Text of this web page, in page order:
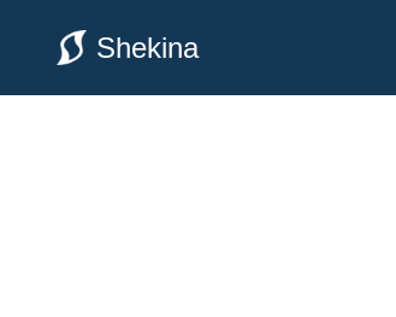
Shekina